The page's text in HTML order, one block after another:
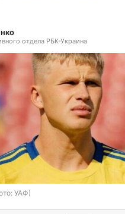
отдела РБК-Украина
УАФ)